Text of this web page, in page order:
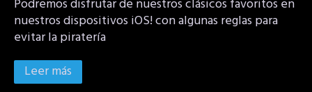
Podremos disfrutar de nuestros clásicos favoritos en
nuestros dispositivos iOS! con algunas reglas para
evitar la piratería
Leer más